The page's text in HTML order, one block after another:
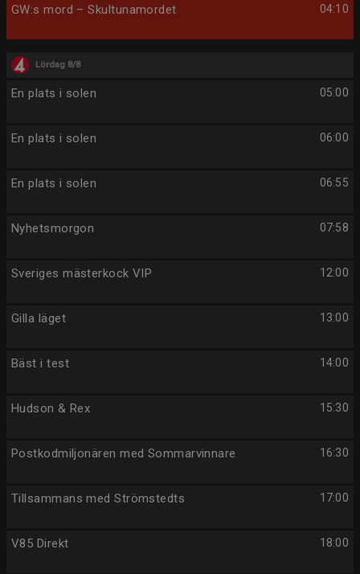
04:10
GW:s mord – Skultunamordet
Lördag 8/8
05:00
En plats i solen
06:00
En plats i solen
06:55
En plats i solen
07:58
Nyhetsmorgon
12:00
Sveriges mästerkock VIP
13:00
Gilla läget
14:00
Bäst i test
15:30
Hudson & Rex
16:30
Postkodmiljonären med Sommarvinnare
17:00
Tillsammans med Strömstedts
18:00
V85 Direkt